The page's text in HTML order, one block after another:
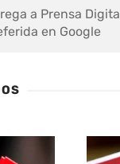
a Prensa
en Google